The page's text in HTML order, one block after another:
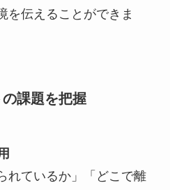
を伝えることができま
課題を把握
れているか」「どこで離